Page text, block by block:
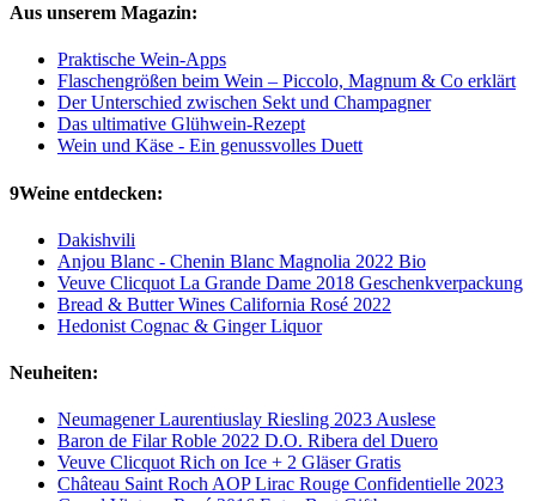
Aus unserem Magazin:
Praktische Wein-Apps
Flaschengrößen beim Wein – Piccolo, Magnum & Co erklärt
Der Unterschied zwischen Sekt und Champagner
Das ultimative Glühwein-Rezept
Wein und Käse - Ein genussvolles Duett
9Weine entdecken:
Dakishvili
Anjou Blanc - Chenin Blanc Magnolia 2022 Bio
Veuve Clicquot La Grande Dame 2018 Geschenkverpackung
Bread & Butter Wines California Rosé 2022
Hedonist Cognac & Ginger Liquor
Neuheiten:
Neumagener Laurentiuslay Riesling 2023 Auslese
Baron de Filar Roble 2022 D.O. Ribera del Duero
Veuve Clicquot Rich on Ice + 2 Gläser Gratis
Château Saint Roch AOP Lirac Rouge Confidentielle 2023